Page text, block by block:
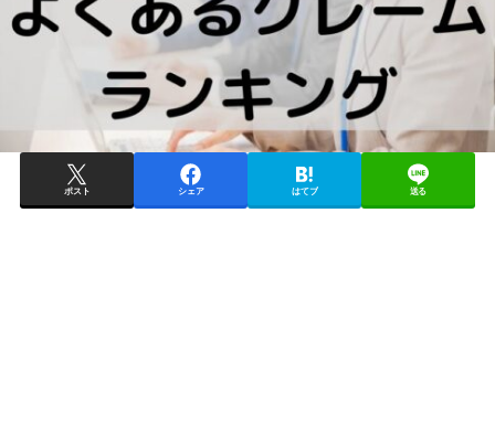
ポスト シェア はてブ 送る